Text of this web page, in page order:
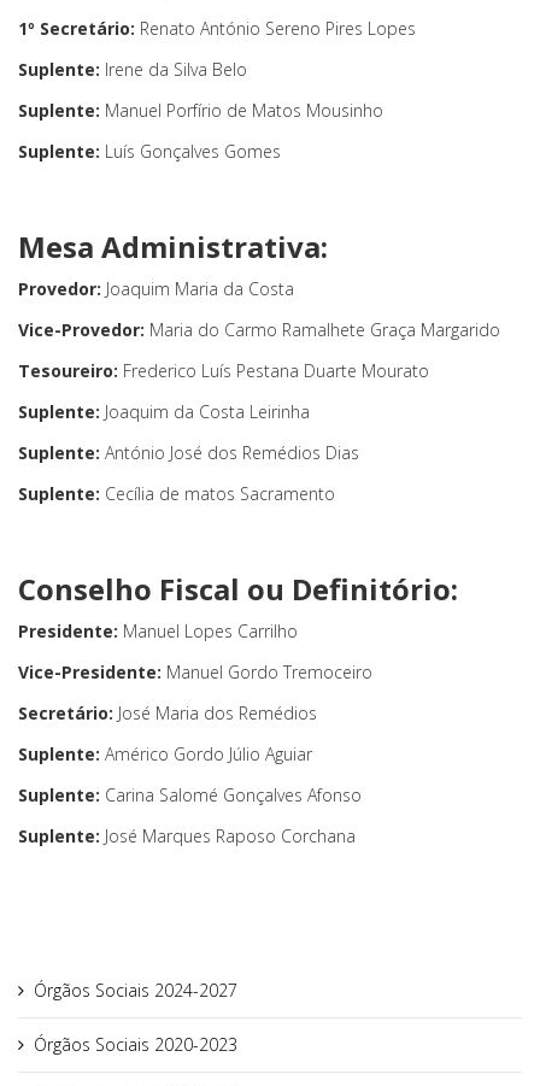
1º Secretário: Renato António Sereno Pires Lopes
Suplente: Irene da Silva Belo
Suplente: Manuel Porfírio de Matos Mousinho
Suplente: Luís Gonçalves Gomes
Mesa Administrativa:
Provedor: Joaquim Maria da Costa
Vice-Provedor: Maria do Carmo Ramalhete Graça Margarido
Tesoureiro: Frederico Luís Pestana Duarte Mourato
Suplente: Joaquim da Costa Leirinha
Suplente: António José dos Remédios Dias
Suplente: Cecília de matos Sacramento
Conselho Fiscal ou Definitório:
Presidente: Manuel Lopes Carrilho
Vice-Presidente: Manuel Gordo Tremoceiro
Secretário: José Maria dos Remédios
Suplente: Américo Gordo Júlio Aguiar
Suplente: Carina Salomé Gonçalves Afonso
Suplente: José Marques Raposo Corchana
Órgãos Sociais 2024-2027
Órgãos Sociais 2020-2023